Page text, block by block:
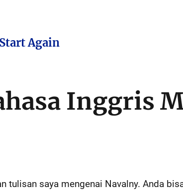
Again
Inggris
tulisan saya mengenai Navalny. Anda